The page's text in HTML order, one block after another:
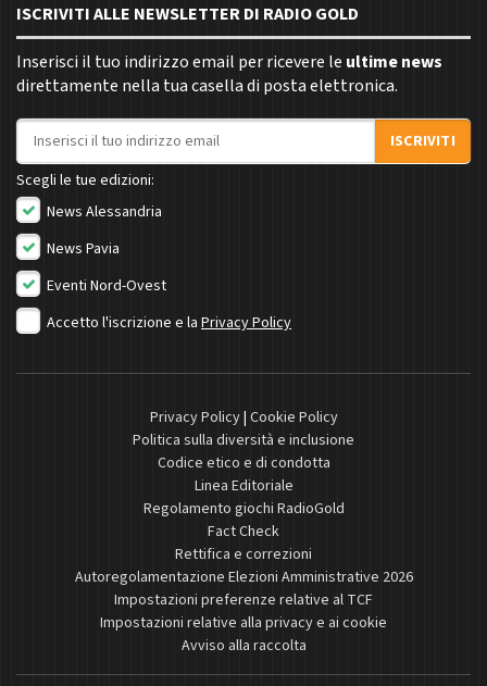
ISCRIVITI ALLE NEWSLETTER DI RADIO GOLD
Inserisci il tuo indirizzo email per ricevere le ultime news
direttamente nella tua casella di posta elettronica.
Indirizzo email
ISCRIVITI
Scegli le tue edizioni:
News Alessandria
News Pavia
Eventi Nord-Ovest
Accetto l'iscrizione e la Privacy Policy
Privacy Policy| Cookie Policy
Politica sulla diversità e inclusione
Codice etico e di condotta
Linea Editoriale
Regolamento giochi RadioGold
Fact Check
Rettifica e correzioni
Autoregolamentazione Elezioni Amministrative 2026
Impostazioni preferenze relative al TCF
Impostazioni relative alla privacy e ai cookie
Avviso alla raccolta